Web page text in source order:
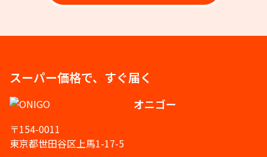
スーパー価格で、すぐ届く
オニゴー
〒154-0011
東京都世田谷区上馬1-17-5